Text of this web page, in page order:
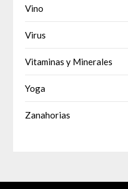
Vino
Virus
Vitaminas y Minerales
Yoga
Zanahorias